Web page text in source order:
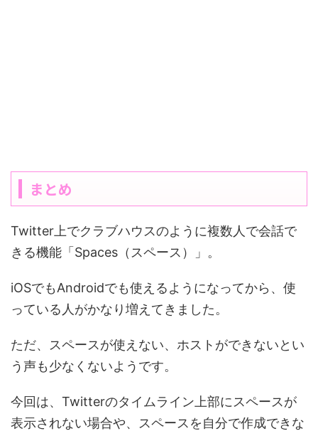
まとめ
Twitter上でクラブハウスのように複数人で会話で
きる機能「Spaces（スペース）」。
iOSでもAndroidでも使えるようになってから、使
っている人がかなり増えてきました。
ただ、スペースが使えない、ホストができないとい
う声も少なくないようです。
今回は、Twitterのタイムライン上部にスペースが
表示されない場合や、スペースを自分で作成できな